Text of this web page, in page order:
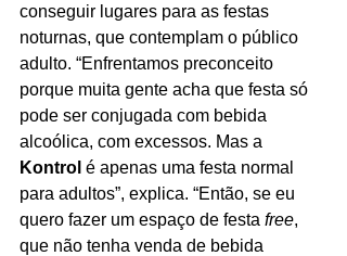
conseguir lugares para as festas
noturnas, que contemplam o público
adulto. “Enfrentamos preconceito
porque muita gente acha que festa só
pode ser conjugada com bebida
alcoólica, com excessos. Mas a
Kontrol é apenas uma festa normal
para adultos”, explica. “Então, se eu
quero fazer um espaço de festa free,
que não tenha venda de bebida